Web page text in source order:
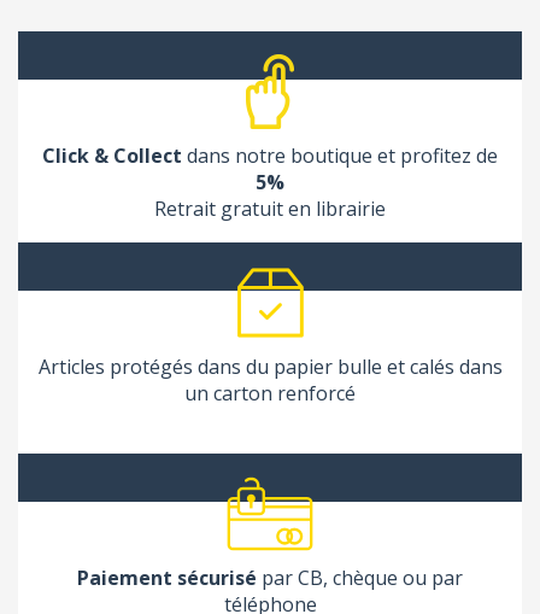
Click & Collect dans notre boutique et profitez de
5%
Retrait gratuit en librairie
Articles protégés dans du papier bulle et calés dans
un carton renforcé
Paiement sécurisé par CB, chèque ou par
téléphone